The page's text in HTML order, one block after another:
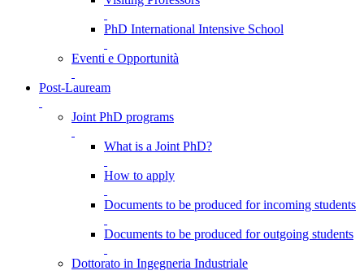
PhD International Intensive School
Eventi e Opportunità
Post-Lauream
Joint PhD programs
What is a Joint PhD?
How to apply
Documents to be produced for incoming students
Documents to be produced for outgoing students
Dottorato in Ingegneria Industriale